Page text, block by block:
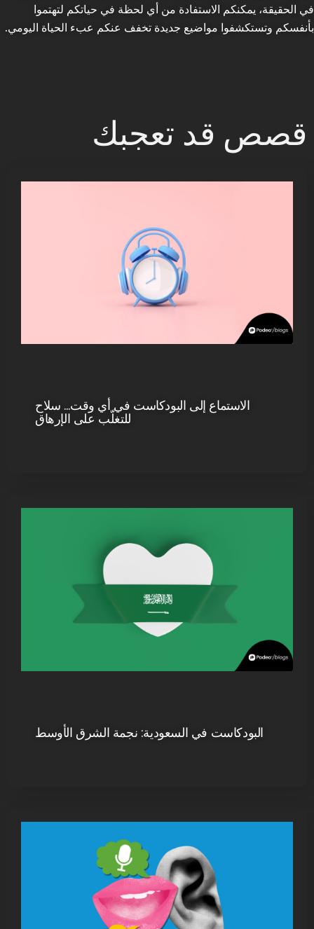
في الحقيقة، يمكنكم الاستفادة من أي لحظة في حياتكم لتهتموا
بأنفسكم وتستكشفوا مواضيع جديدة تخفف عنكم عبء الحياة اليومي.
قصص قد تعجبك
الاستماع إلى البودكاست في أي وقت… سلاح
للتغلّب على الإرهاق
البودكاست في السعودية: نجمة الشرق الأوسط